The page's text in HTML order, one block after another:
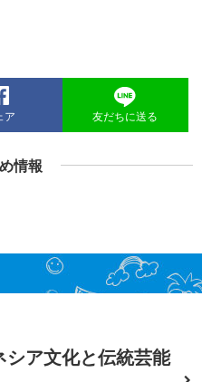
ア 友だちに送る
情報
シア文化と伝統芸能